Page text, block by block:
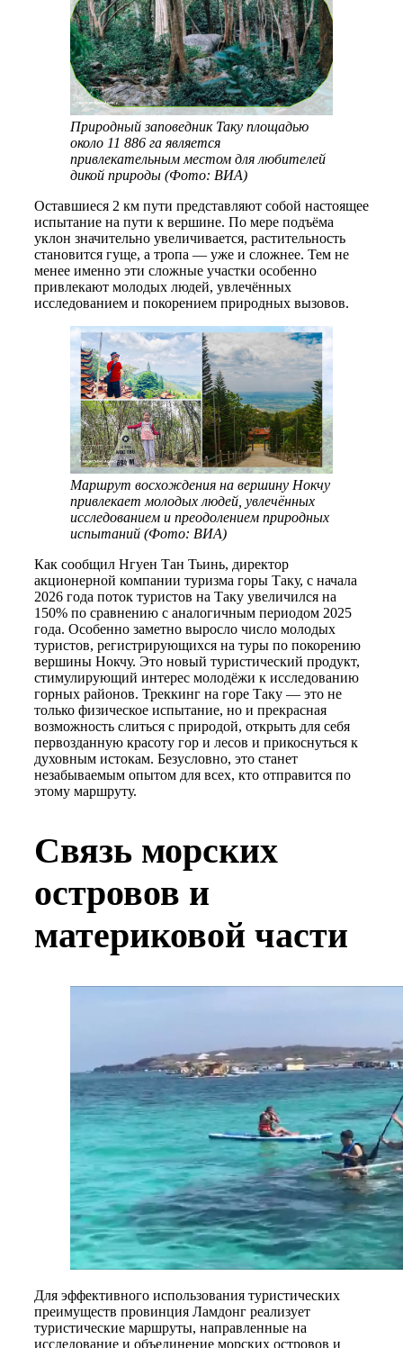
Природный заповедник Таку площадью
около 11 886 га является
привлекательным местом для любителей
дикой природы (Фото: ВИА)
Оставшиеся 2 км пути представляют собой настоящее
испытание на пути к вершине. По мере подъёма
уклон значительно увеличивается, растительность
становится гуще, а тропа — уже и сложнее. Тем не
менее именно эти сложные участки особенно
привлекают молодых людей, увлечённых
исследованием и покорением природных вызовов.
Маршрут восхождения на вершину Нокчу
привлекает молодых людей, увлечённых
исследованием и преодолением природных
испытаний (Фото: ВИА)
Как сообщил Нгуен Тан Тьинь, директор
акционерной компании туризма горы Таку, с начала
2026 года поток туристов на Таку увеличился на
150% по сравнению с аналогичным периодом 2025
года. Особенно заметно выросло число молодых
туристов, регистрирующихся на туры по покорению
вершины Нокчу. Это новый туристический продукт,
стимулирующий интерес молодёжи к исследованию
горных районов. Треккинг на горе Таку — это не
только физическое испытание, но и прекрасная
возможность слиться с природой, открыть для себя
первозданную красоту гор и лесов и прикоснуться к
духовным истокам. Безусловно, это станет
незабываемым опытом для всех, кто отправится по
этому маршруту.
Связь морских
островов и
материковой части
Для эффективного использования туристических
преимуществ провинция Ламдонг реализует
туристические маршруты, направленные на
исследование и объединение морских островов и